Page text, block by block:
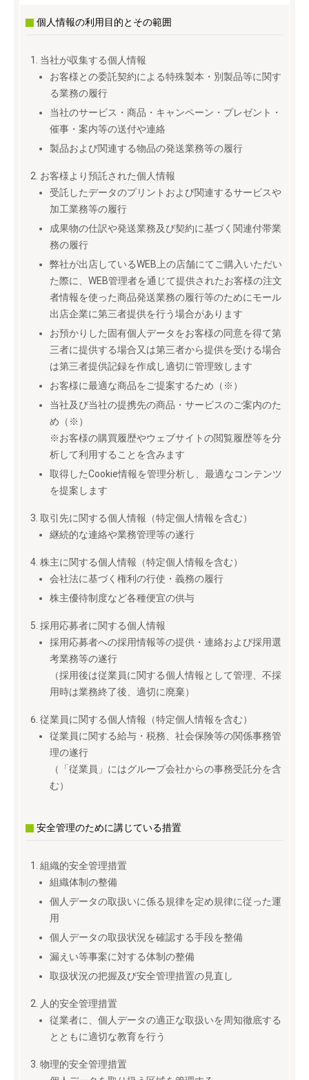
個人情報の利用目的とその範囲
当社が収集する個人情報
お客様との委託契約による特殊製本・別製品等に関す
る業務の履行
当社のサービス・商品・キャンペーン・プレゼント・
催事・案内等の送付や連絡
製品および関連する物品の発送業務等の履行
お客様より預託された個人情報
受託したデータのプリントおよび関連するサービスや
加工業務等の履行
成果物の仕訳や発送業務及び契約に基づく関連付帯業
務の履行
弊社が出店しているWEB上の店舗にてご購入いただい
た際に、WEB管理者を通じて提供されたお客様の注文
者情報を使った商品発送業務の履行等のためにモール
出店企業に第三者提供を行う場合があります
お預かりした固有個人データをお客様の同意を得て第
三者に提供する場合又は第三者から提供を受ける場合
は第三者提供記録を作成し適切に管理致します
お客様に最適な商品をご提案するため（※）
当社及び当社の提携先の商品・サービスのご案内のた
め（※）
※お客様の購買履歴やウェブサイトの閲覧履歴等を分
析して利用することを含みます
取得したCookie情報を管理分析し、最適なコンテンツ
を提案します
取引先に関する個人情報（特定個人情報を含む）
継続的な連絡や業務管理等の遂行
株主に関する個人情報（特定個人情報を含む）
会社法に基づく権利の行使・義務の履行
株主優待制度など各種便宜の供与
採用応募者に関する個人情報
採用応募者への採用情報等の提供・連絡および採用選
考業務等の遂行
（採用後は従業員に関する個人情報として管理、不採
用時は業務終了後、適切に廃棄）
従業員に関する個人情報（特定個人情報を含む）
従業員に関する給与・税務、社会保険等の関係事務管
理の遂行
（「従業員」にはグループ会社からの事務受託分を含
む）
安全管理のために講じている措置
組織的安全管理措置
組織体制の整備
個人データの取扱いに係る規律を定め規律に従った運
用
個人データの取扱状況を確認する手段を整備
漏えい等事案に対する体制の整備
取扱状況の把握及び安全管理措置の見直し
人的安全管理措置
従業者に、個人データの適正な取扱いを周知徹底する
とともに適切な教育を行う
物理的安全管理措置